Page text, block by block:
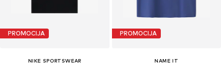
PROMOCIJA
NIKE SPORTSWEAR
PROMOCIJA
NAME IT